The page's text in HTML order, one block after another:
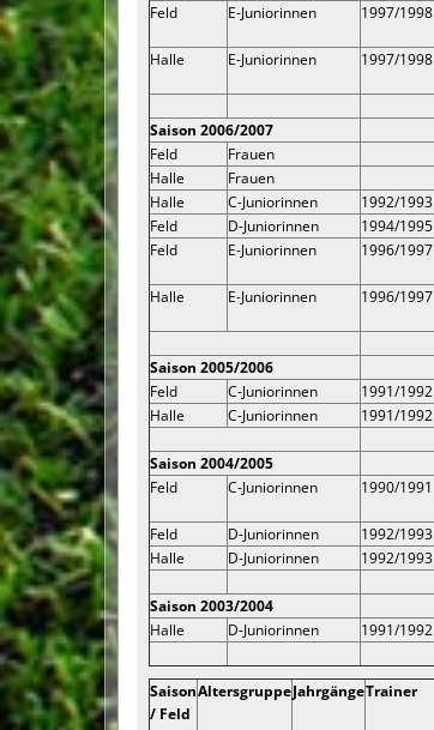
Feld
E-Juniorinnen 1997/1998
Halle E-Juniorinnen 1997/1998
Saison 2006/2007
Feld
Frauen
Halle
Frauen
Halle
C-Juniorinnen 1992/1993
Feld
D-Juniorinnen 1994/1995
Feld
E-Juniorinnen 1996/1997
Halle E-Juniorinnen 1996/1997
Saison 2005/2006
Feld
C-Juniorinnen 1991/1992
Halle
C-Juniorinnen 1991/1992
Saison 2004/2005
Feld
C-Juniorinnen 1990/1991
Feld
D-Juniorinnen 1992/1993
Halle
D-Juniorinnen 1992/1993
Saison 2003/2004
Halle
D-Juniorinnen 1991/1992
Saison
/ Feld
AltersgruppeJahrgängeTrainer